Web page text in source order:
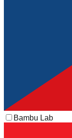
Bambu Lab